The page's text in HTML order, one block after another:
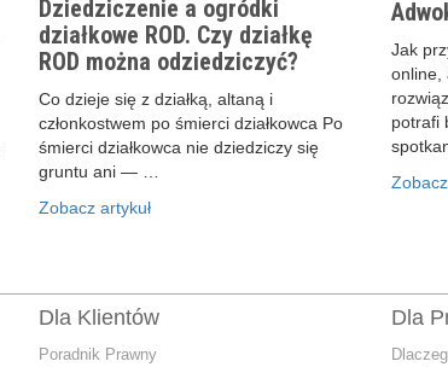
Dziedziczenie a ogródki
działkowe ROD. Czy działkę
ROD można odziedziczyć?
Co dzieje się z działką, altaną i
członkostwem po śmierci działkowca Po
śmierci działkowca nie dziedziczy się
gruntu ani — …
Zobacz artykuł
Jak
online,
potrafi
Dla Klientów
Poradnik Prawny
Dla